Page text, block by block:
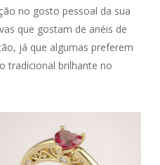
no gosto pessoal da sua
que gostam de anéis de
já que algumas preferem
tradicional brilhante no